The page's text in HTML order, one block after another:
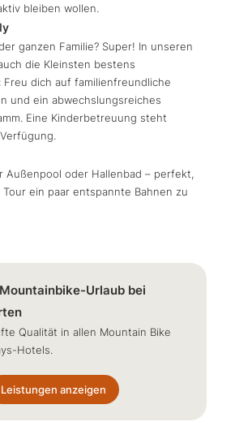
bleiben wollen.
ganzen Familie? Super! In unseren
die Kleinsten bestens
Freu dich auf familienfreundliche
und ein abwechslungsreiches
Eine Kinderbetreuung steht
Außenpool oder Hallenbad – perfekt,
Tour ein paar entspannte Bahnen zu
Urlaub bei
Qualität in allen Mountain Bike
Hotels.
Leistungen anzeigen